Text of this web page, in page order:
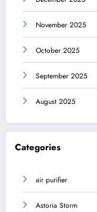
November 2025
October 2025
September 2025
August 2025
Categories
air purifier
Astoria Storm